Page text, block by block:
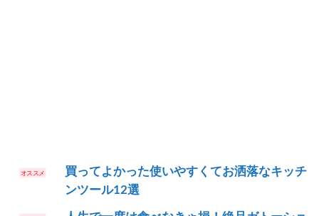
買ってよかった使いやすくてお洒落なキッチ
ンツール12選